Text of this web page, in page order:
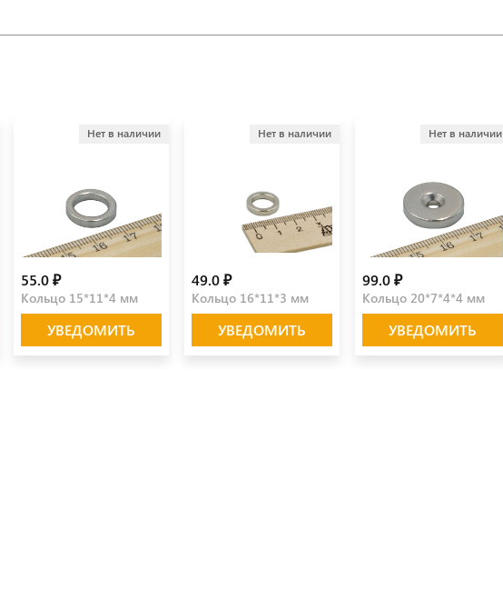
Нет в наличии
55.0 ₽
Кольцо 15*11*4 мм
УВЕДОМИТЬ
Нет в наличии
49.0 ₽
Кольцо 16*11*3 мм
УВЕДОМИТЬ
Нет в наличии
99.0 ₽
Кольцо 20*7*4*4 мм
УВЕДОМИТЬ